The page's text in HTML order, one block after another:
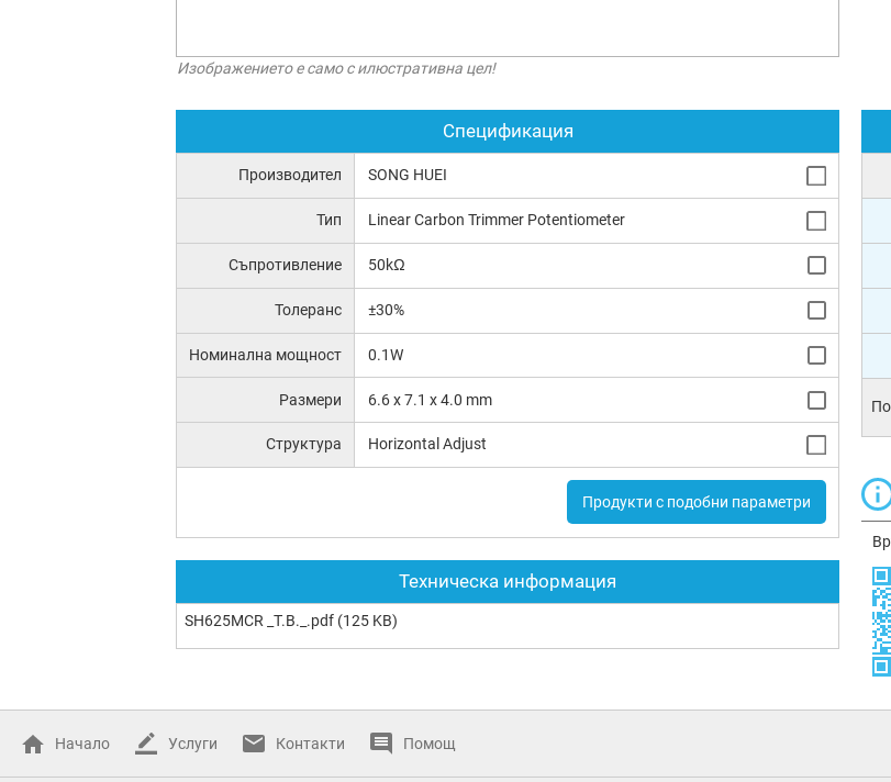
Изображението е само с илюстративна цел!
Спецификация
Производител SONG HUEI
Тип Linear Carbon Trimmer Potentiometer
Съпротивление 50kΩ
Толеранс ±30%
Номинална мощност 0.1W
Размери 6.6 x 7.1 x 4.0 mm
Структура Horizontal Adjust
Продукти с подобни параметри
Техническа информация
SH625MCR _T.B._.pdf (125 KB)
Начало Услуги Контакти Помощ